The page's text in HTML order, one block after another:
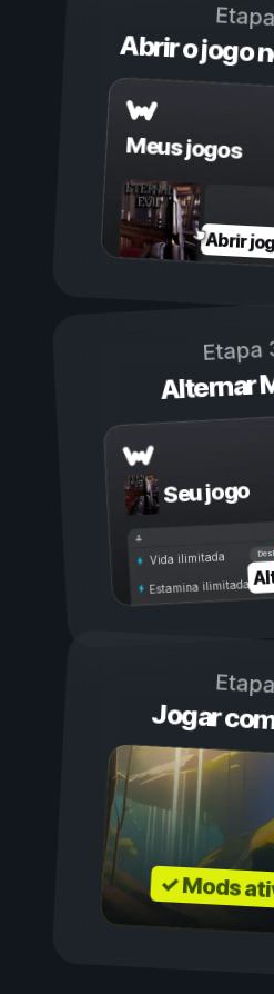
Abrir o jogo
Meus jogos
Abrir
Etapa
Alternar
Seu jogo
Vida ilimitada
Estamina ilimitada
Jogar
✓ Mods